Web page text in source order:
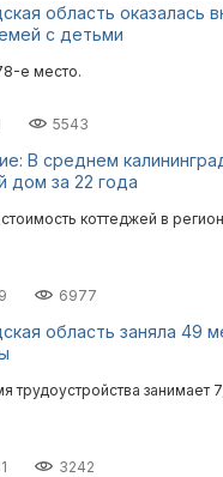
область оказалась
с детьми
е место.
5543
В среднем
дом за 22 года
коттеджей в
6977
область заняла 49
трудоустройства занимает
3242